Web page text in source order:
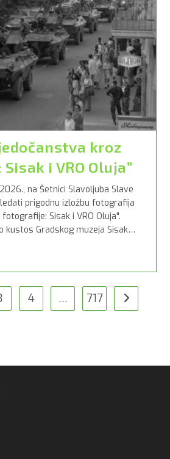
kroz
i VRO Oluja”
na Šetnici Slavoljuba Slave
prigodnu izložbu fotografija
Sisak i VRO Oluja".
kustos Gradskog muzeja Sisak…
4 … 717 Idi na